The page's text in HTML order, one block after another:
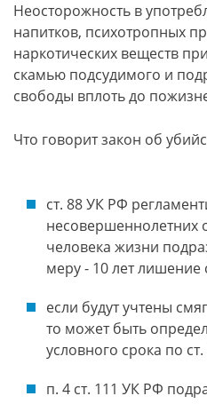
Неосторожность в
напитков, психотропных
наркотических веществ
скамью подсудимого и
свободы вплоть до
Что говорит закон об
ст. 88 УК РФ
несовершеннолетних
человека жизни
меру - 10 лет лишение
если будут учтены
то может быть
условного срока по
п. 4 ст. 111 УК РФ